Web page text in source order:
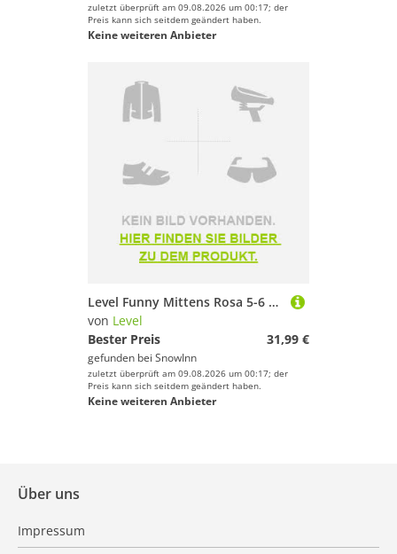
zuletzt überprüft am 09.08.2026 um 00:17; der
Preis kann sich seitdem geändert haben.
Keine weiteren Anbieter
Level Funny Mittens Rosa 5-6 Years Mädchen
von Level
Bester Preis
31,99 €
gefunden bei SnowInn
zuletzt überprüft am 09.08.2026 um 00:17; der
Preis kann sich seitdem geändert haben.
Keine weiteren Anbieter
Über uns
Impressum